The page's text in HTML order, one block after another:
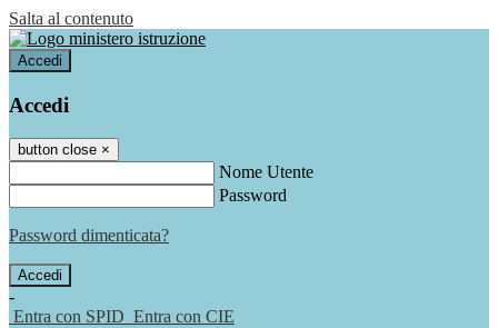
Salta al contenuto
Accedi
Accedi
button close ×
Nome Utente
Password
Password dimenticata?
-
Entra con SPID Entra con CIE